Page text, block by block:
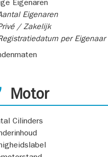
Eigenaren
Eigenaren
/ Zakelijk
per Eigenaar
Motor
Cilinders